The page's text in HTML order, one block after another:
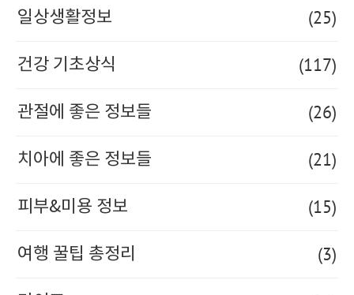
일상생활정보 (25)
건강 기초상식 (117)
관절에 좋은 정보들 (26)
치아에 좋은 정보들 (21)
피부&미용 정보 (15)
여행 꿀팁 총정리 (3)